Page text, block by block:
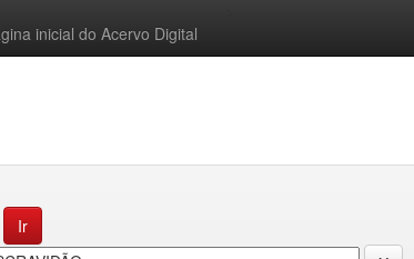
inicial do Acervo Digital